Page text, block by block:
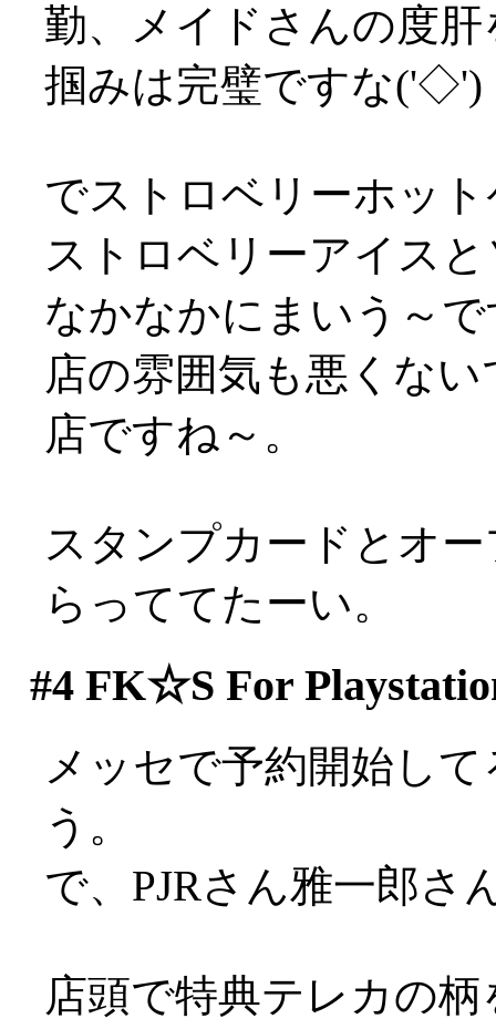
勤、メイドさんの度
掴みは完璧ですな('◇')
でストロベリーホッ
ストロベリーアイス
なかなかにまいう～
店の雰囲気も悪くな
店ですね～。
スタンプカードとオ
らっててたーい。
#4FK☆S For
メッセで予約開始し
う。
で、PJRさん雅一郎さ
店頭で特典テレカ